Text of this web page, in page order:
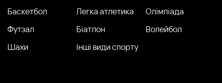
Баскетбол
Легка атлетика
Олімпіада
Футзал
Біатлон
Волейбол
Шахи
Інші види спорту